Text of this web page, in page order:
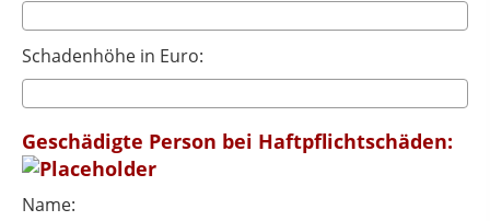
Schadenhöhe in Euro:
Geschädigte Person bei Haftpflichtschäden:
Name: